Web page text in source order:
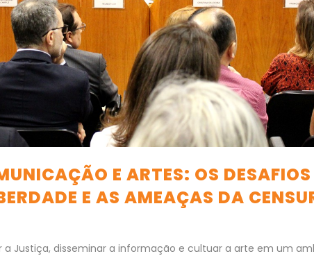
E ARTES: OS
E AS AMEAÇAS DA
a Justiça, disseminar a informação e cultuar a arte em um